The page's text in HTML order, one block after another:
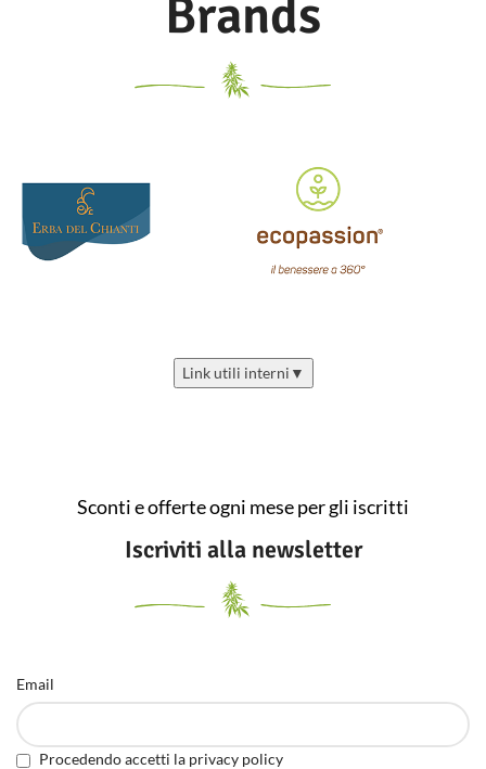
Brands
Link utili interni ▼
Sconti e offerte ogni mese per gli iscritti
Iscriviti alla newsletter
Email
Procedendo accetti la privacy policy